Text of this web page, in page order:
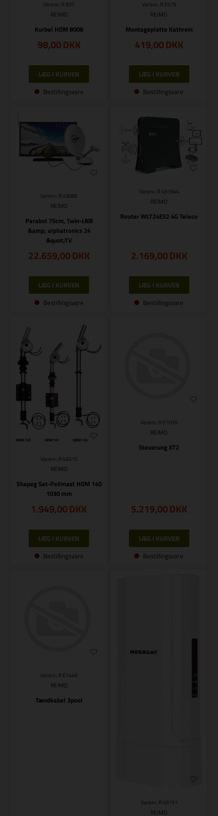
Varenr.: R 837
REIMO
Kurbel HDM 8008
98,00DKK
Bestillingsvare
Varenr.: R E579
REIMO
Montageplatte Kathrein
419,00DKK
Bestillingsvare
Varenr.: R 49085
REIMO
Parabol 75cm, Twin-LNB
&amp; alphatronics 24
&quot;TV
22.659,00DKK
Bestillingsvare
Varenr.: R 491944
REIMO
Router WLT24EX2 4G Teleco
2.169,00DKK
Bestillingsvare
Varenr.: R 49215
REIMO
Shapeg Sat-Peilmast HDM 140
1030 mm
1.949,00DKK
Bestillingsvare
Varenr.: R E1035
REIMO
Steuerung XT2
5.219,00DKK
Bestillingsvare
Varenr.: R E1449
REIMO
Tændkabel 3pool
Varenr.: R 49151
REIMO